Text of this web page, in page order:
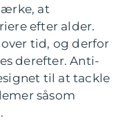
at
efter alder.
tid, og derfor
derefter. Anti-
til at tackle
såsom